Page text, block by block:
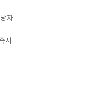
자
시